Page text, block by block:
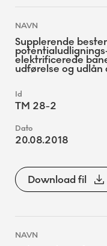
Supplerende
elektrificerede
udførelse og
TM 28-2
20.08.2018
Download fil